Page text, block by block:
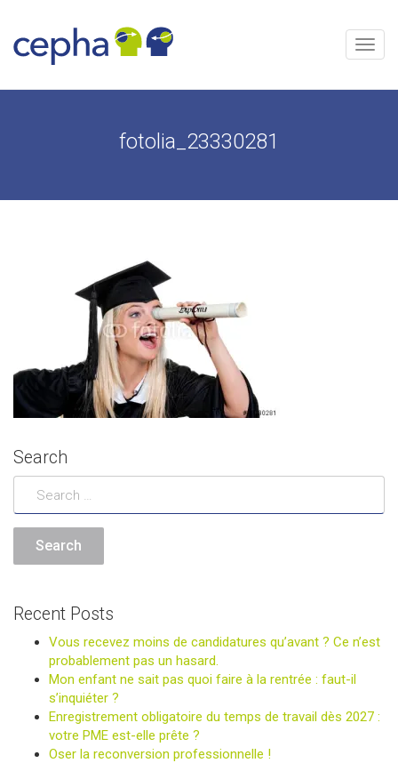
contenu
Menu
fotolia_23330281
Search
Recent Posts
Vous recevez moins de candidatures qu’avant ? Ce n’est
probablement pas un hasard.
Mon enfant ne sait pas quoi faire à la rentrée : faut-il
s’inquiéter ?
Enregistrement obligatoire du temps de travail dès 2027 :
votre PME est-elle prête ?
Oser la reconversion professionnelle !